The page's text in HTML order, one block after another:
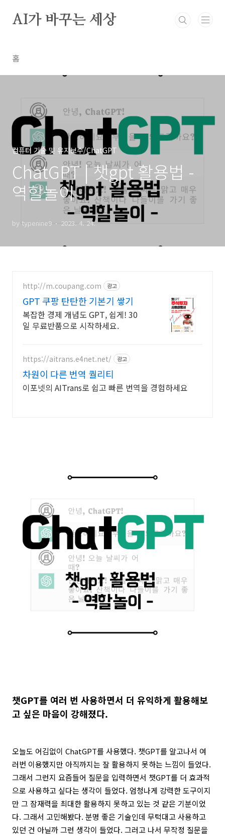
AI가 바꾸는 세상
홈
컴퓨터 기술 및 유지보수/ChatGPT
ChatGPT | 챗gpt 활용법 -
역할놀이
by typenine9 2023. 4. 24.
http://m.coupang.com 광고
GPT 쿠팡 탄탄한 기본기 쌓기
복잡한 경제 개념도 GPT, 쉽게! 30
일 무료반품으로 시작하세요.
https://aitrans.e4net.net/ 광고
차원이 다른 번역 퀄리티
이포넷의 AITrans로 쉽고 빠른 번역을 경험하세요
챗GPT를 여러 번 사용하면서 더 유익하게 활용해보
고 싶은 마음이 강해졌다.
오늘도 어김없이 ChatGPT를 사용했다. 챗GPT를 알고나서 여
러번 이용했지만 아직까지는 잘 활용하지 못하는 느낌이 들었다.
그래서 그런지 요즘들어 질문을 입력하면서 챗GPT를 더 효과적
으로 사용하고 싶다는 생각이 들었다. 엄청나게 강력한 도구이지
만 그 잠재력을 최대한 활용하지 못하고 있는 것 같은 기분이었
다. 그래서 고민해봤다. 분명 좋은 기술인데 무턱대고 사용하고
있던 건 아닐까 그런 생각이 들었다. 그러고 나서 무작정 질문을